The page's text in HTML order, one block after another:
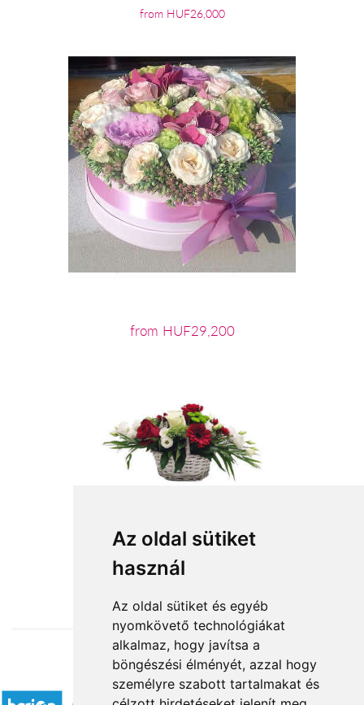
Az oldal sütiket
használ
Az oldal sütiket és egyéb
nyomkövető technológiákat
alkalmaz, hogy javítsa a
böngészési élményét, azzal hogy
személyre szabott tartalmakat és
from HUF26,000
from HUF29,200
from HUF32,760
Accepted payment methods